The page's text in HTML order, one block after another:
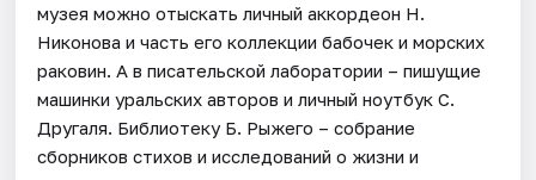
музея можно отыскать личный аккордеон Н.
Никонова и часть его коллекции бабочек и морских
раковин. А в писательской лаборатории – пишущие
машинки уральских авторов и личный ноутбук С.
Другаля. Библиотеку Б. Рыжего – собрание
сборников стихов и исследований о жизни и